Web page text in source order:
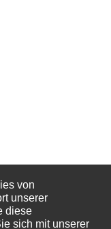
von
unserer
diese
sich mit unserer